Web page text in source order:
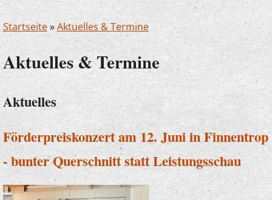
Startseite»Aktuelles & Termine
Aktuelles & Termine
Aktuelles
Förderpreiskonzert am 12. Juni in Finnentrop
- bunter Querschnitt statt Leistungsschau